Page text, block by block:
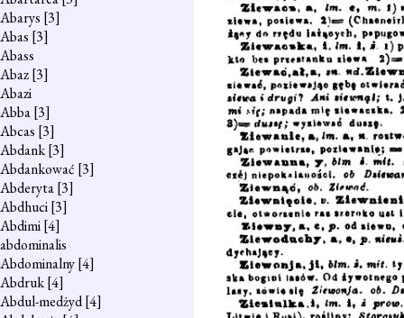
Abarys [3]
Abas [3]
Abass
Abaz[3]
Abazi
Abba[3]
Abcas [3]
Abdank[3]
Abdankować [3]
Abderyta[3]
Abdhuci[3]
Abdimi[4]
abdominalis
Abdominalny[4]
Abdruk[4]
Abdul-medżyd[4]